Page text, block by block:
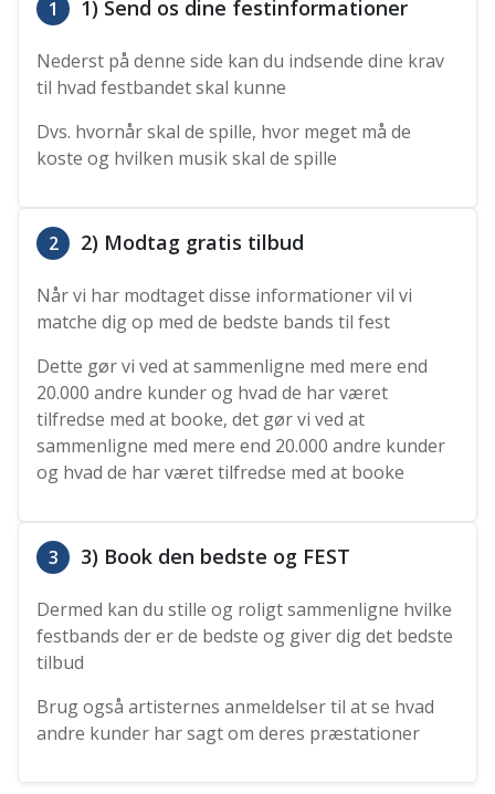
1 1) Send os dine festinformationer
Nederst på denne side kan du indsende dine krav
til hvad festbandet skal kunne
Dvs. hvornår skal de spille, hvor meget må de
koste og hvilken musik skal de spille
2 2) Modtag gratis tilbud
Når vi har modtaget disse informationer vil vi
matche dig op med de bedste bands til fest
Dette gør vi ved at sammenligne med mere end
20.000 andre kunder og hvad de har været
tilfredse med at booke, det gør vi ved at
sammenligne med mere end 20.000 andre kunder
og hvad de har været tilfredse med at booke
3 3) Book den bedste og FEST
Dermed kan du stille og roligt sammenligne hvilke
festbands der er de bedste og giver dig det bedste
tilbud
Brug også artisternes anmeldelser til at se hvad
andre kunder har sagt om deres præstationer